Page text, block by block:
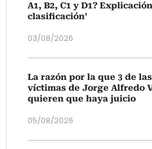
A1, B2, C1 y D1?
clasificación’
03/08/2026
La razón por la que 3 de
víctimas de Jorge Alfredo
quieren que haya juicio
05/08/2026